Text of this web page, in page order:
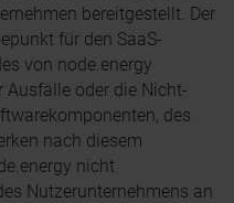
bereitgestellt. Der
für den SaaS-
von node.energy
Ausfälle oder die Nicht-
des
nach diesem
nicht
Nutzerunternehmens an